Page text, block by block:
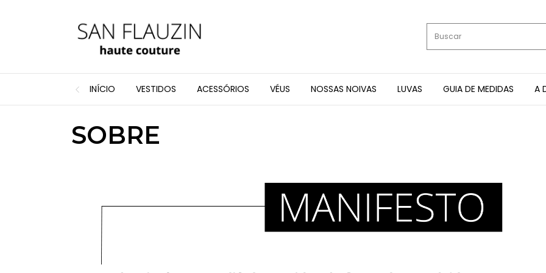
INÍCIO VESTIDOS ACESSÓRIOS VÉUS NOSSAS NOIVAS LUVAS GUIA DE MEDIDAS A
SOBRE